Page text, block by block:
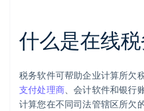
什么是在线税
税务软件可帮助企业计算所欠
支付处理商、会计软件和银行
计算您在不同司法管辖区所欠